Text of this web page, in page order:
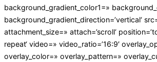
background_gradient_color1=»
background_gradient_direction=’vertical‘
attachment_size=» attach=’scroll‘
repeat‘ video=» video_ratio=’16:9′
overlay_color=» overlay_pattern=»